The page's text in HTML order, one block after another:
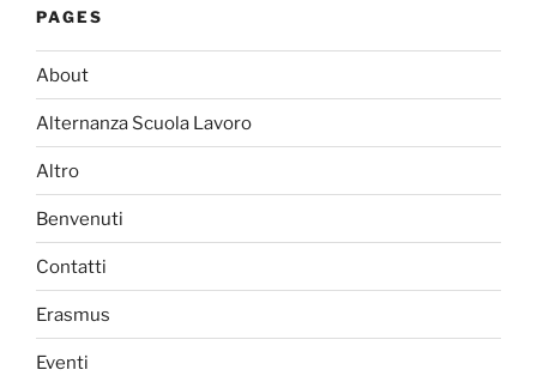
PAGES
About
Alternanza Scuola Lavoro
Altro
Benvenuti
Contatti
Erasmus
Eventi